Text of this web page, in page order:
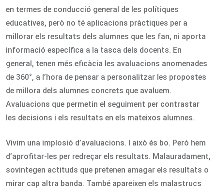
en termes de conducció general de les polítiques
educatives, però no té aplicacions pràctiques per a
millorar els resultats dels alumnes que les fan, ni aporta
informació específica a la tasca dels docents. En
general, tenen més eficàcia les avaluacions anomenades
de 360°, a l’hora de pensar a personalitzar les propostes
de millora dels alumnes concrets que avaluem.
Avaluacions que permetin el seguiment per contrastar
les decisions i els resultats en els mateixos alumnes.
Vivim una implosió d’avaluacions. I això és bo. Però hem
d’aprofitar-les per redreçar els resultats. Malauradament,
sovintegen actituds que pretenen amagar els resultats o
mirar cap altra banda. També apareixen els malastrucs